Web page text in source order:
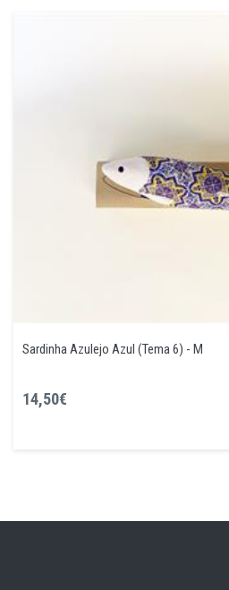
Sardinha Azulejo Azul (Tema 6) - M
14,50€